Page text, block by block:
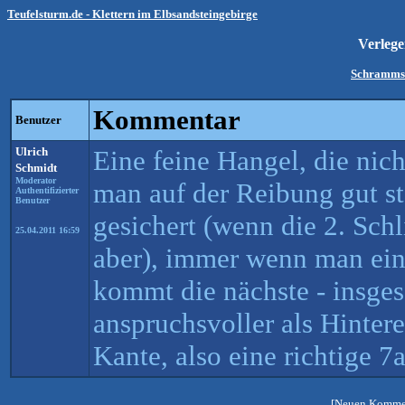
Teufelsturm.de - Klettern im Elbsandsteingebirge
Benutzer Kommentar
Ulrich
Schmidt
Moderator
Authentifizierter
Benutzer
25.04.2011 16:59
Eine feine Hangel, die
man auf der Reibung gut
gesichert (wenn die 2.
aber), immer wenn man
kommt die nächste -
anspruchsvoller als
Kante, also eine richtige